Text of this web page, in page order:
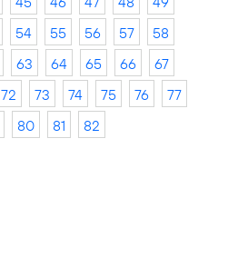
54 55 56 57
58
63 64 65 66
67
72 73 74 75 76
77
80 81 82